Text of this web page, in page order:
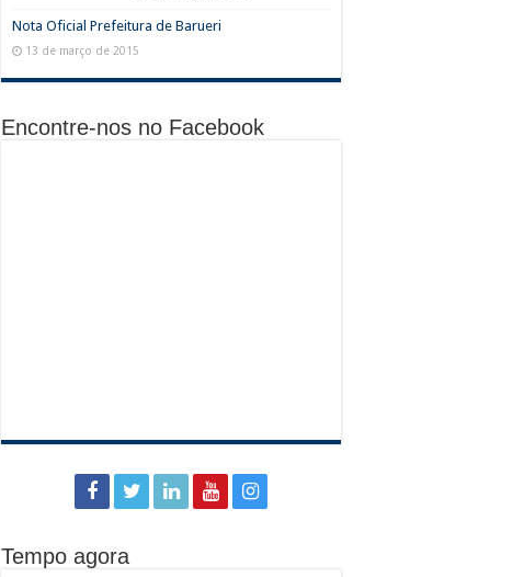
Nota Oficial Prefeitura de Barueri
13 de março de 2015
Encontre-nos no Facebook
Tempo agora